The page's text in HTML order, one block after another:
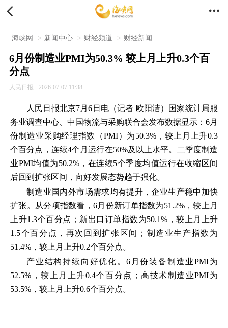
 
海峡网 > 新闻中心 > 财经频道 > 财经新闻
6月份制造业PMI为50.3% 较上月上升0.3个百
分点
人民日报 2026-07-07 11:38
人民日报北京7月6日电（记者 欧阳洁）国家统计局服
务业调查中心、中国物流与采购联合会发布数据显示：6月
份制造业采购经理指数（PMI）为50.3%，较上月上升0.3
个百分点，连续4个月运行在50%及以上水平。二季度制造
业PMI均值为50.2%，在连续5个季度均值运行在收缩区间
后回到扩张区间，向好发展态势趋于强化。
制造业国内外市场需求均有提升，企业生产稳中加快
扩张。从分项指数看，6月份新订单指数为51.2%，较上月
上升1.3个百分点；新出口订单指数为50.1%，较上月上升
1.5个百分点，再次回到扩张区间；制造业生产指数为
51.4%，较上月上升0.2个百分点。
产业结构持续向好优化。6月份装备制造业PMI为
52.5%，较上月上升0.4个百分点；高技术制造业PMI为
53.5%，较上月上升0.6个百分点。